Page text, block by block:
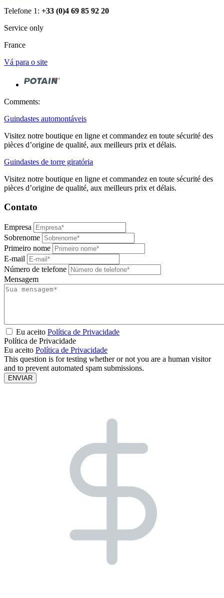
Telefone 1: +33 (0)4 69 85 92 20
Service only
France
Vá para o site
Comments:
Guindastes automontáveis
Visitez notre boutique en ligne et commandez en toute sécurité des
pièces d’origine de qualité, aux meilleurs prix et délais.
Guindastes de torre giratória
Visitez notre boutique en ligne et commandez en toute sécurité des
pièces d’origine de qualité, aux meilleurs prix et délais.
Contato
Empresa
Sobrenome
Primeiro nome
E-mail
Número de telefone
Mensagem
Eu aceito Política de Privacidade
Política de Privacidade
Eu aceito Política de Privacidade
This question is for testing whether or not you are a human visitor
and to prevent automated spam submissions.